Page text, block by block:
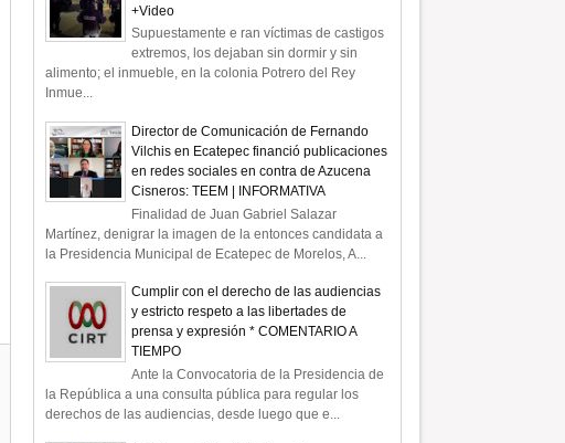
+Video
Supuestamente e ran víctimas de castigos
extremos, los dejaban sin dormir y sin
alimento; el inmueble, en la colonia Potrero del Rey
Inmue...
Director de Comunicación de Fernando
Vilchis en Ecatepec financió publicaciones
en redes sociales en contra de Azucena
Cisneros: TEEM | INFORMATIVA
Finalidad de Juan Gabriel Salazar
Martínez, denigrar la imagen de la entonces candidata a
la Presidencia Municipal de Ecatepec de Morelos, A...
Cumplir con el derecho de las audiencias
y estricto respeto a las libertades de
prensa y expresión * COMENTARIO A
TIEMPO
Ante la Convocatoria de la Presidencia de
la República a una consulta pública para regular los
derechos de las audiencias, desde luego que e...